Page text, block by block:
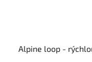
Alpine loop -